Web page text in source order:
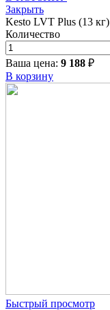
Закрыть
Kesto LVT Plus (13 кг)
Количество
Ваша цена: 9 188 ₽
В корзину
Быстрый просмотр